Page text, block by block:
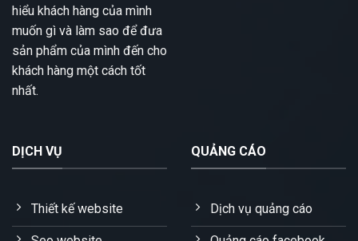
hiểu khách hàng của mình
muốn gì và làm sao để đưa
sản phẩm của mình đến cho
khách hàng một cách tốt
nhất.
DỊCH VỤ
Thiết kế website
QUẢNG CÁO
Dịch vụ quảng cáo